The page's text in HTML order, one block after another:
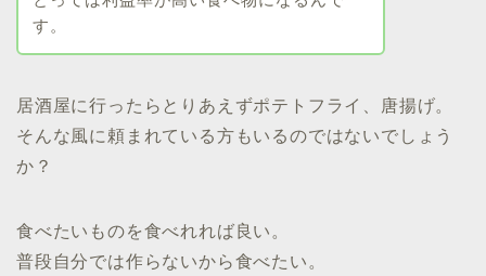
す。
居酒屋に行ったらとりあえずポテトフライ、唐揚げ。
そんな風に頼まれている方もいるのではないでしょう
か？
食べたいものを食べれれば良い。
普段自分では作らないから食べたい。